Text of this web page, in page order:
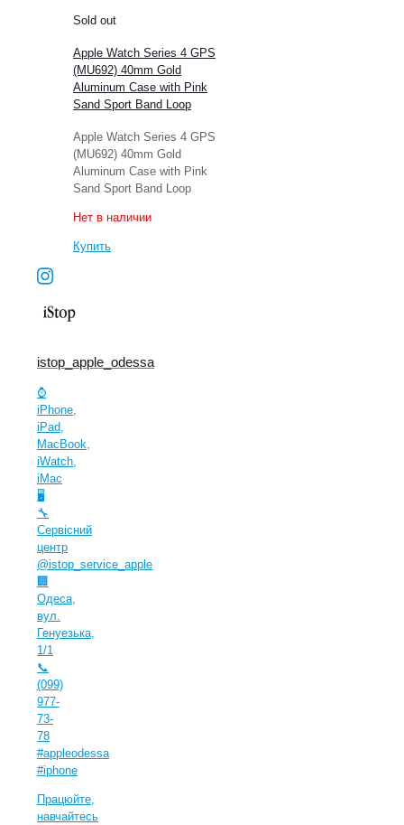
Sold out
Apple Watch Series 4 GPS
(MU692) 40mm Gold
Aluminum Case with Pink
Sand Sport Band Loop
Apple Watch Series 4 GPS
(MU692) 40mm Gold
Aluminum Case with Pink
Sand Sport Band Loop
Нет в наличии
Купить
istop_apple_odessa
⌚️
iPhone,
iPad,
MacBook,
iWatch,
iMac
🖥
🔧
Сервісний
центр
@istop_service_apple
🏢
Одеса,
вул.
Генуезька,
1/1
📞
(099)
977-
73-
78
#appleodessa
#iphone
Працюйте,
навчайтесь